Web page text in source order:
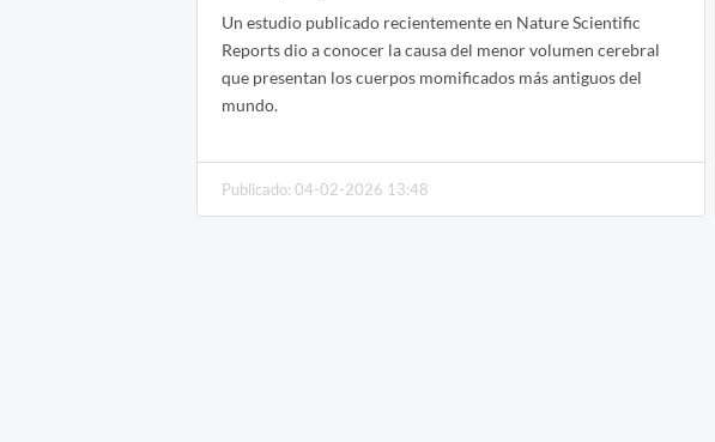
Un estudio publicado recientemente en Nature Scientific
Reports dio a conocer la causa del menor volumen cerebral
que presentan los cuerpos momificados más antiguos del
mundo.
Publicado: 04-02-2026 13:48